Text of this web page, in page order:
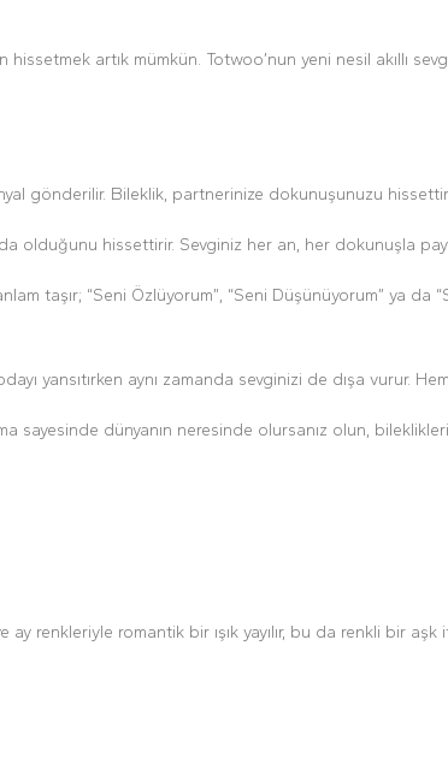
artık mümkün. Totwoo’nun yeni nesil akıllı
Bileklik, partnerinize dokunuşunuzu
olduğunu hissettirir. Sevginiz her an, her dokunuşla
taşır; “Seni Özlüyorum”, “Seni Düşünüyorum” ya da
yansıtırken aynı zamanda sevginizi de dışa vurur.
dünyanın neresinde olursanız olun,
renkleriyle romantik bir ışık yayılır, bu da renkli bir aşk